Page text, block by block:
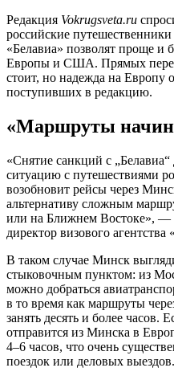
Редакция Vokrugsveta.ru
российские
«Белавиа» позволят проще и
Европы и США. Прямых
стоит, но надежда на Европу
поступивших в редакцию.
«Маршруты
«Снятие санкций с
ситуацию с путешествиями
возобновит рейсы через
альтернативу сложным
или на Ближнем Востоке», —
директор визового
В таком случае Минск
стыковочным пунктом: из
можно добраться
в то время как маршруты
занять десять и более часов.
отправится из Минска в
4–6 часов, что очень
поездок или деловых выездов.